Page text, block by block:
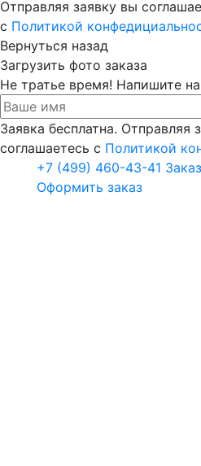
Отправляя заявку вы
с Политикой
Вернуться назад
Загрузить фото заказа
Не тратье время! Напишите
Заявка бесплатна. Отправляя
соглашаетесь с Политикой
+7 (499) 460-43-41
Оформить заказ